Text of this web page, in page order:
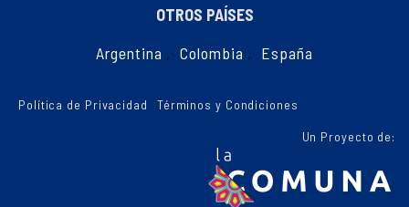
OTROS PAÍSES
Argentina , Colombia , España
Política de Privacidad Términos y Condiciones
Un Proyecto de: